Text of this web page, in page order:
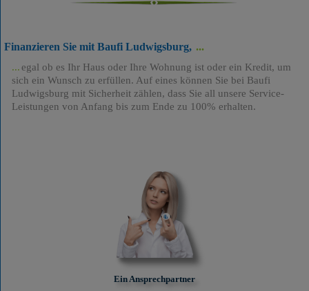
Finanzieren Sie mit Baufi Ludwigsburg,
egal ob es Ihr Haus oder Ihre Wohnung ist oder ein Kredit, um
sich ein Wunsch zu erfüllen. Auf eines können Sie bei Baufi
Ludwigsburg mit Sicherheit zählen, dass Sie all unsere Service-
Leistungen von Anfang bis zum Ende zu 100% erhalten.
Ein Ansprechpartner